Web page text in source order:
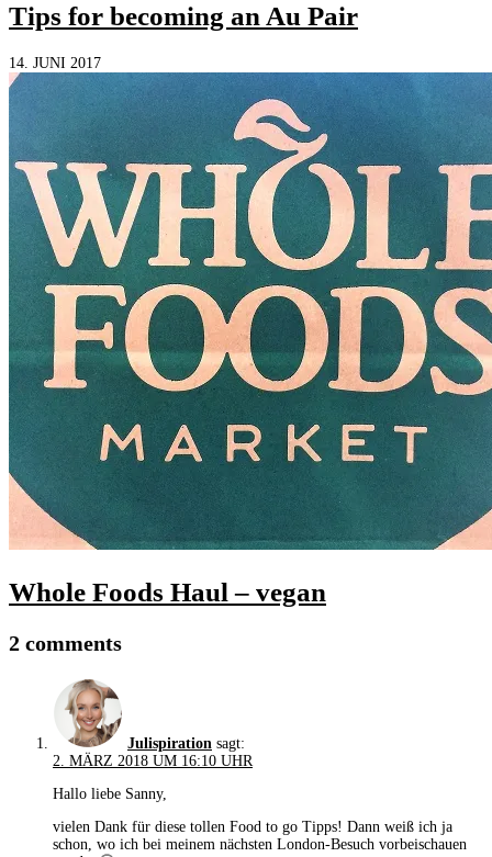
Tips for becoming an Au Pair
14. JUNI 2017
Whole Foods Haul – vegan
2 comments
Julispiration sagt:
2. MÄRZ 2018 UM 16:10 UHR
Hallo liebe Sanny,
vielen Dank für diese tollen Food to go Tipps! Dann weiß ich ja
schon, wo ich bei meinem nächsten London-Besuch vorbeischauen